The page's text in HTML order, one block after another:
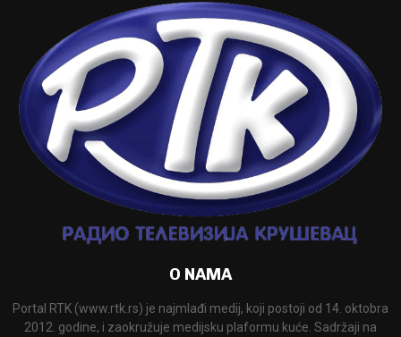
O NAMA
Portal RTK (www.rtk.rs) je najmlađi medij, koji postoji od 14. oktobra
2012. godine, i zaokružuje medijsku plaformu kuće. Sadržaji na